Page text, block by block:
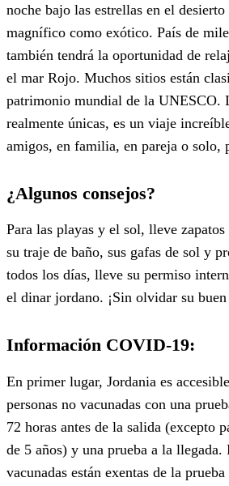
noche bajo las estrellas en el
magnífico como exótico. País de
también tendrá la oportunidad de
el mar Rojo. Muchos sitios están
patrimonio mundial de la UNESCO.
realmente únicas, es un viaje
amigos, en familia, en pareja o solo,
¿Algunos consejos?
Para las playas y el sol, lleve zapatos
su traje de baño, sus gafas de sol y
todos los días, lleve su permiso
el dinar jordano. ¡Sin olvidar su
Información COVID-19:
En primer lugar, Jordania es
personas no vacunadas con una
72 horas antes de la salida (excepto
de 5 años) y una prueba a la llegada.
vacunadas están exentas de la